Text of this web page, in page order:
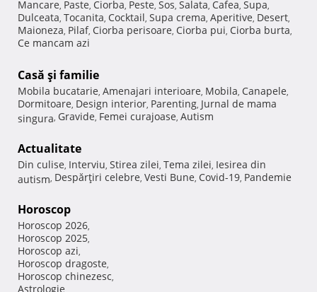
Mancare, Paste, Ciorba, Peste, Sos, Salata, Cafea, Supa,
Dulceata, Tocanita, Cocktail, Supa crema, Aperitive, Desert,
Maioneza, Pilaf, Ciorba perisoare, Ciorba pui, Ciorba burta,
Ce mancam azi
Casă şi familie
Mobila bucatarie, Amenajari interioare, Mobila, Canapele,
Dormitoare, Design interior, Parenting, Jurnal de mama
singura, Gravide, Femei curajoase, Autism
Actualitate
Din culise, Interviu, Stirea zilei, Tema zilei, Iesirea din
autism, Despărţiri celebre, Vesti Bune, Covid-19, Pandemie
Horoscop
Horoscop 2026,
Horoscop 2025,
Horoscop azi,
Horoscop dragoste,
Horoscop chinezesc,
Astrologie